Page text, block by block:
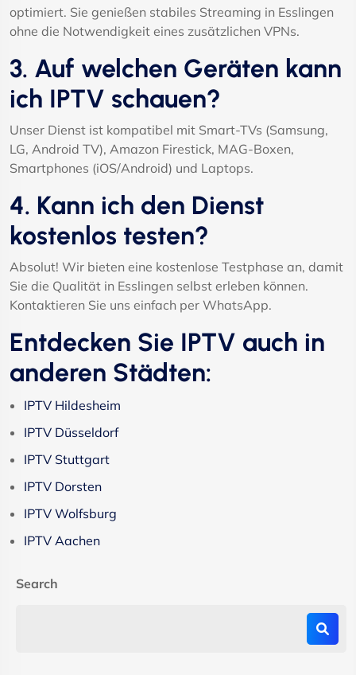
optimiert. Sie genießen stabiles Streaming in Esslingen
ohne die Notwendigkeit eines zusätzlichen VPNs.
3. Auf welchen Geräten kann
ich IPTV schauen?
Unser Dienst ist kompatibel mit Smart-TVs (Samsung,
LG, Android TV), Amazon Firestick, MAG-Boxen,
Smartphones (iOS/Android) und Laptops.
4. Kann ich den Dienst
kostenlos testen?
Absolut! Wir bieten eine kostenlose Testphase an, damit
Sie die Qualität in Esslingen selbst erleben können.
Kontaktieren Sie uns einfach per WhatsApp.
Entdecken Sie IPTV auch in
anderen Städten:
IPTV Hildesheim
IPTV Düsseldorf
IPTV Stuttgart
IPTV Dorsten
IPTV Wolfsburg
IPTV Aachen
Search